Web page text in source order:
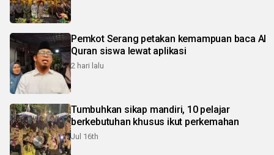
Pemkot Serang petakan kemampuan baca Al
Quran siswa lewat aplikasi
2 hari lalu
Tumbuhkan sikap mandiri, 10 pelajar
berkebutuhan khusus ikut perkemahan
Jul 16th